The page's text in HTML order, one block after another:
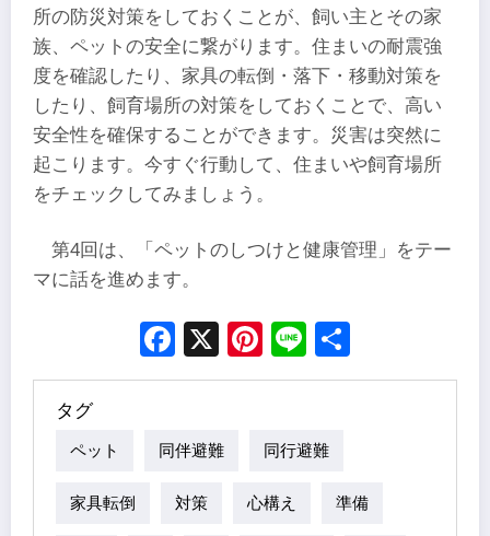
所の防災対策をしておくことが、飼い主とその家
族、ペットの安全に繋がります。住まいの耐震強
度を確認したり、家具の転倒・落下・移動対策を
したり、飼育場所の対策をしておくことで、高い
安全性を確保することができます。災害は突然に
起こります。今すぐ行動して、住まいや飼育場所
をチェックしてみましょう。
第4回は、「ペットのしつけと健康管理」をテー
マに話を進めます。
Facebook
X Pinterest
Line
タグ
ペット 同伴避難 同行避難
家具転倒 対策 心構え 準備